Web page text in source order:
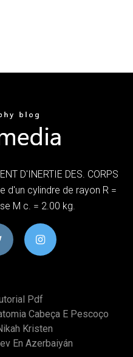
D'INERTIE DES. CORPS
d'un cylindre de rayon R =
M c. = 2.00 kg.
Pdf
Cabeça E Pescoço
Kristen
En Azerbaiyán